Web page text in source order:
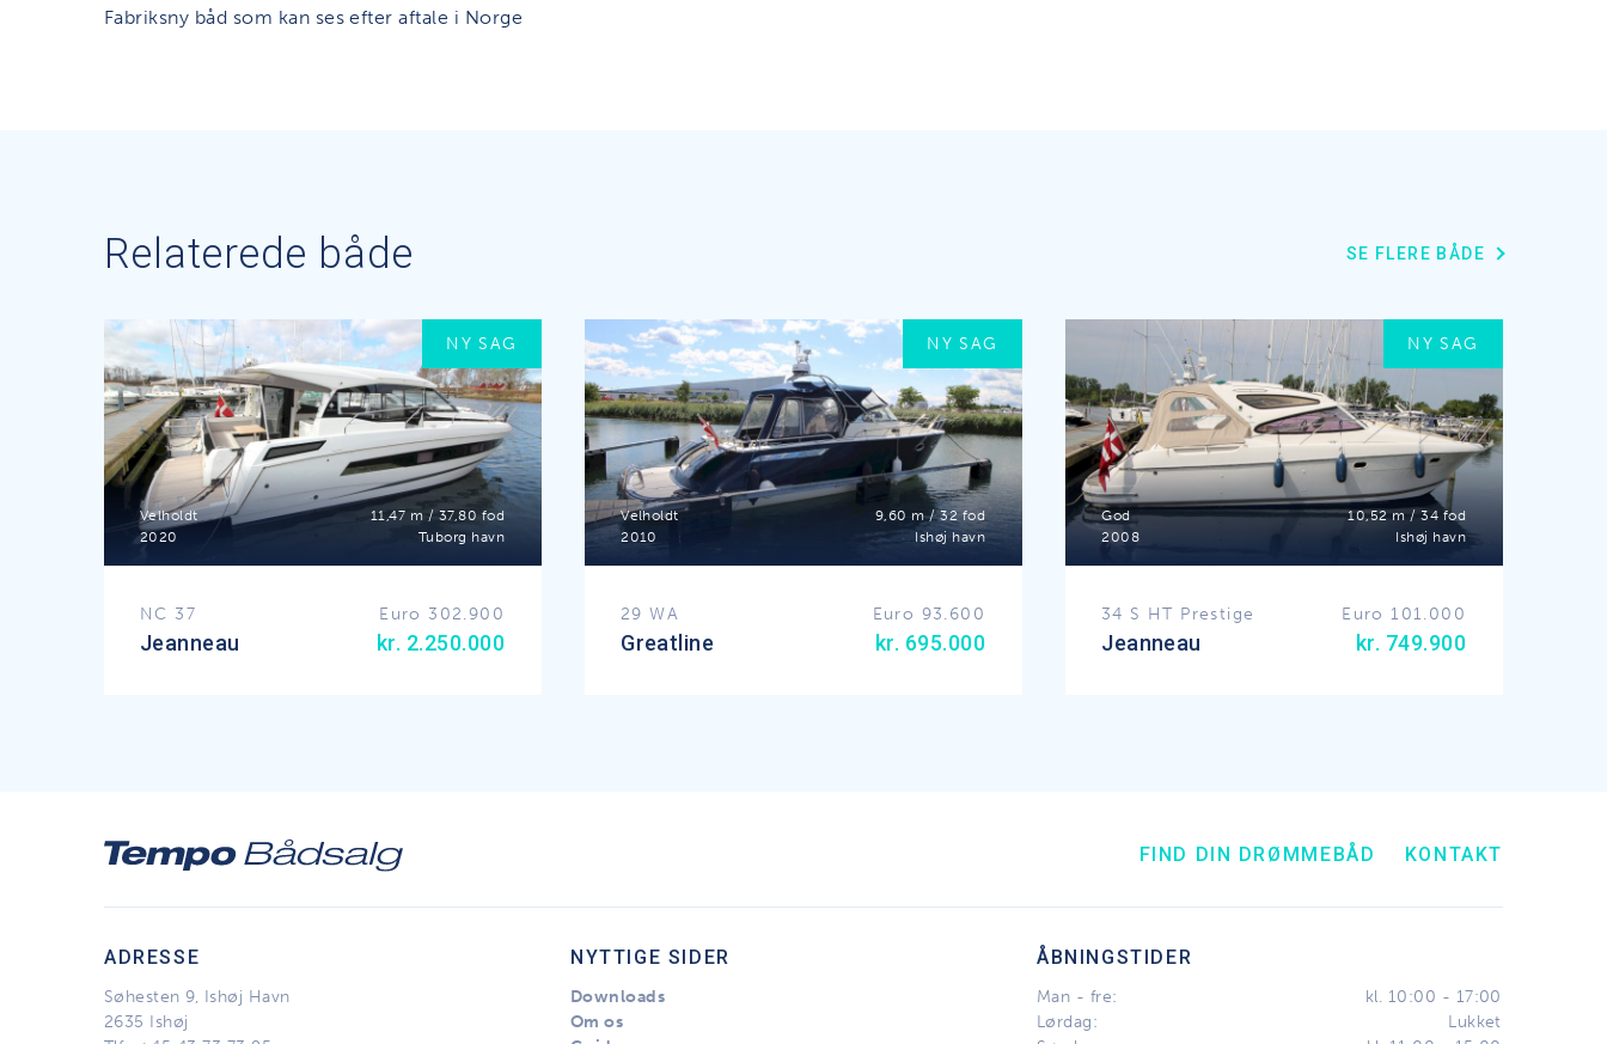
Fabriksny båd som kan ses efter aftale i Norge
Relaterede både SE FLERE BÅDE
NY SAG
Velholdt
11,47 m / 37,80 fod
2020
Tuborg havn
NC 37 Euro 302.900
Jeanneau kr. 2.250.000
NY SAG
Velholdt
9,60 m / 32 fod
2010
Ishøj havn
29 WA Euro 93.600
Greatline kr. 695.000
NY SAG
God
10,52 m / 34 fod
2008
Ishøj havn
34 S HT Prestige Euro 101.000
Jeanneau kr. 749.900
FIND DIN DRØMMEBÅD KONTAKT
ADRESSE
Søhesten 9, Ishøj Havn
2635 Ishøj
NYTTIGE SIDER
Downloads
Om os
ÅBNINGSTIDER
Man - fre:
kl. 10:00 - 17:00
Lørdag:
Lukket